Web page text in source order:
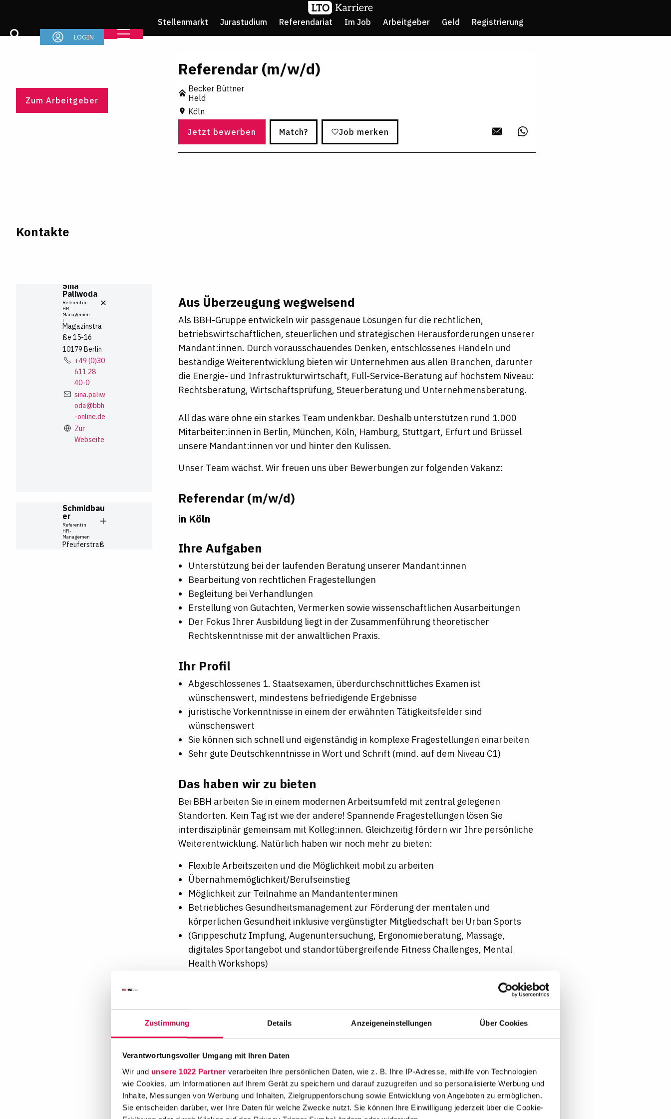
Zustimmung Details Anzeigeneinstellungen Über Cookies
Verantwortungsvoller Umgang mit Ihren Daten
Wir und unsere 1022 Partner verarbeiten Ihre persönlichen Daten, wie z. B. Ihre IP-Adresse, mithilfe von Technologien
wie Cookies, um Informationen auf Ihrem Gerät zu speichern und darauf zuzugreifen und so personalisierte Werbung und
Inhalte, Messungen von Werbung und Inhalten, Zielgruppenforschung sowie Entwicklung von Angeboten zu ermöglichen.
Sie entscheiden darüber, wer Ihre Daten für welche Zwecke nutzt. Sie können Ihre Einwilligung jederzeit über die Cookie-
Stellenmarkt Jurastudium Referendariat Im Job Arbeitgeber Geld Registrierung
LOGIN
Zum Arbeitgeber
Kontakte
Sina
Paliwoda
Referentin
HR-
Managemen
t
Magazinstra
ße 15-16
10179 Berlin
+49 (0)30
611 28
40-0
sina.paliw
oda@bbh
-online.de
Zur
Webseite
Schmidbau
er
Referentin
HR-
Managemen
tPfeuferstraß
Referendar (m/w/d)
Becker Büttner
Held
Köln
Jetzt bewerben Match? Job merken
Aus Überzeugung wegweisend
Als BBH-Gruppe entwickeln wir passgenaue Lösungen für die rechtlichen,
betriebswirtschaftlichen, steuerlichen und strategischen Herausforderungen unserer
Mandant:innen. Durch vorausschauendes Denken, entschlossenes Handeln und
beständige Weiterentwicklung bieten wir Unternehmen aus allen Branchen, darunter
die Energie- und Infrastrukturwirtschaft, Full-Service-Beratung auf höchstem Niveau:
Rechtsberatung, Wirtschaftsprüfung, Steuerberatung und Unternehmensberatung.
All das wäre ohne ein starkes Team undenkbar. Deshalb unterstützen rund 1.000
Mitarbeiter:innen in Berlin, München, Köln, Hamburg, Stuttgart, Erfurt und Brüssel
unsere Mandant:innen vor und hinter den Kulissen.
Unser Team wächst. Wir freuen uns über Bewerbungen zur folgenden Vakanz:
Referendar (m/w/d)
in Köln
Ihre Aufgaben
Unterstützung bei der laufenden Beratung unserer Mandant:innen
Bearbeitung von rechtlichen Fragestellungen
Begleitung bei Verhandlungen
Erstellung von Gutachten, Vermerken sowie wissenschaftlichen Ausarbeitungen
Der Fokus Ihrer Ausbildung liegt in der Zusammenführung theoretischer
Rechtskenntnisse mit der anwaltlichen Praxis.
Ihr Profil
Abgeschlossenes 1. Staatsexamen, überdurchschnittliches Examen ist
wünschenswert, mindestens befriedigende Ergebnisse
juristische Vorkenntnisse in einem der erwähnten Tätigkeitsfelder sind
wünschenswert
Sie können sich schnell und eigenständig in komplexe Fragestellungen einarbeiten
Sehr gute Deutschkenntnisse in Wort und Schrift (mind. auf dem Niveau C1)
Das haben wir zu bieten
Bei BBH arbeiten Sie in einem modernen Arbeitsumfeld mit zentral gelegenen
Standorten. Kein Tag ist wie der andere! Spannende Fragestellungen lösen Sie
interdisziplinär gemeinsam mit Kolleg:innen. Gleichzeitig fördern wir Ihre persönliche
Weiterentwicklung. Natürlich haben wir noch mehr zu bieten:
Flexible Arbeitszeiten und die Möglichkeit mobil zu arbeiten
Übernahmemöglichkeit/Berufseinstieg
Möglichkeit zur Teilnahme an Mandantenterminen
Betriebliches Gesundheitsmanagement zur Förderung der mentalen und
körperlichen Gesundheit inklusive vergünstigter Mitgliedschaft bei Urban Sports
(Grippeschutz Impfung, Augenuntersuchung, Ergonomieberatung, Massage,
digitales Sportangebot und standortübergreifende Fitness Challenges, Mental
Health Workshops)
Bereits von BBH überzeugt? Lernen wir uns doch am besten persönlich kennen!
Bei BBH stehen Chancengleichheit, Vielfalt und ein respektvolles Miteinander im
Perspektiven nicht nur willkommen sind, sondern aktiv gefördert werden. Ihre Ideen,
Ihr Engagement und Ihre Persönlichkeit zählen – unabhängig von Herkunft,
Geschlecht, Alter, Behinderung, sexueller Orientierung oder Weltanschauung. Ob Sie
am Anfang Ihres Berufswegs stehen oder bereits Erfahrung mitbringen: Wir freuen